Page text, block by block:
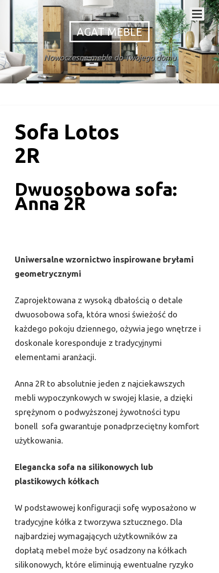
AGAT MEBLE
Nowoczesne meble do Twojego domu
Sofa Lotos
2R
Dwuosobowa sofa:
Anna 2R
Uniwersalne wzornictwo inspirowane bryłami
geometrycznymi
Zaprojektowana z wysoką dbałością o detale
dwuosobowa sofa, która wnosi świeżość do
każdego pokoju dziennego, ożywia jego wnętrze i
doskonale koresponduje z tradycyjnymi
elementami aranżacji.
Anna 2R to absolutnie jeden z najciekawszych
mebli wypoczynkowych w swojej klasie, a dzięki
sprężynom o podwyższonej żywotności typu
bonell ­ sofa gwarantuje ponadprzeciętny komfort
użytkowania.
Elegancka sofa na silikonowych lub
plastikowych kółkach
W podstawowej konfiguracji sofę wyposażono w
tradycyjne kółka z tworzywa sztucznego. Dla
najbardziej wymagających użytkowników za
dopłatą mebel może być osadzony na kółkach
silikonowych, które eliminują ewentualne ryzyko